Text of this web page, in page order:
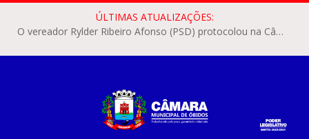
ÚLTIMAS ATUALIZAÇÕES:
O vereador Rylder Ribeiro Afonso (PSD) protocolou na Câmara Municipal de Óbidos o Requerimento nº 346/2026.